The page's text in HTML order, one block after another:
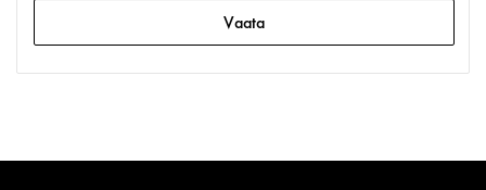
Vaata